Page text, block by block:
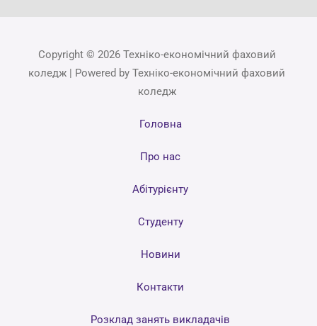
Copyright © 2026 Техніко-економічний фаховий
коледж | Powered by Техніко-економічний фаховий
коледж
Головна
Про нас
Абітурієнту
Студенту
Новини
Контакти
Розклад занять викладачів